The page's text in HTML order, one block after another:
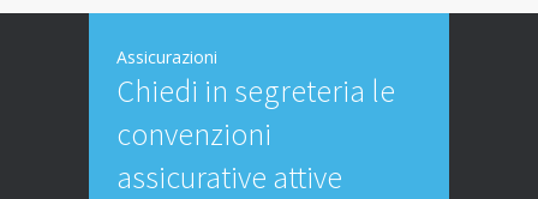
Assicurazioni
Chiedi in segreteria le
convenzioni
assicurative attive